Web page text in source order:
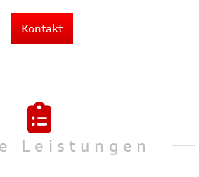
Kontakt
Leistungen